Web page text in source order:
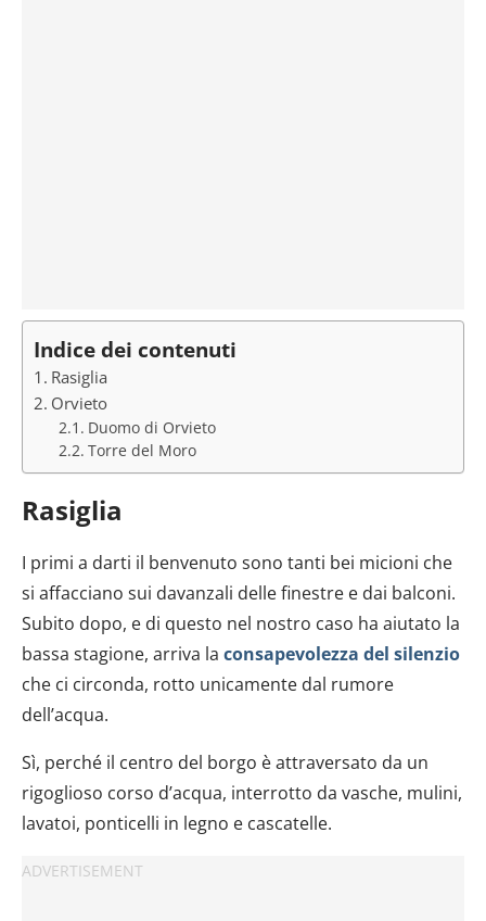
Indice dei contenuti
Rasiglia
Orvieto
Duomo di Orvieto
Torre del Moro
Rasiglia
I primi a darti il benvenuto sono tanti bei micioni che
si affacciano sui davanzali delle finestre e dai balconi.
Subito dopo, e di questo nel nostro caso ha aiutato la
bassa stagione, arriva la consapevolezza del silenzio
che ci circonda, rotto unicamente dal rumore
dell’acqua.
Sì, perché il centro del borgo è attraversato da un
rigoglioso corso d’acqua, interrotto da vasche, mulini,
lavatoi, ponticelli in legno e cascatelle.